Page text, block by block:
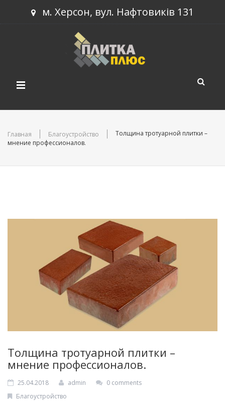
м. Херсон, вул. Нафтовиків 131
Тротуарная плитка
СКАЧАТЬ ПРАЙС
Главная Благоустройство
Толщина тротуарной плитки –
мнение профессионалов.
Толщина тротуарной плитки –
мнение профессионалов.
25.04.2018 admin
0 comments
Благоустройство